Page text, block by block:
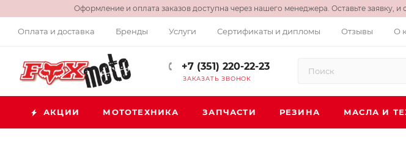
Оформление и оплата заказов доступна через нашего менеджера. Оставьте заявку,
Оплата и доставка Бренды Услуги Сертификаты и дипломы Отзывы О
+7 (351) 220-22-23
ЗАКАЗАТЬ ЗВОНОК
АКЦИИ МОТОТЕХНИКА ЗАПЧАСТИ РЕЗИНА МАСЛА И